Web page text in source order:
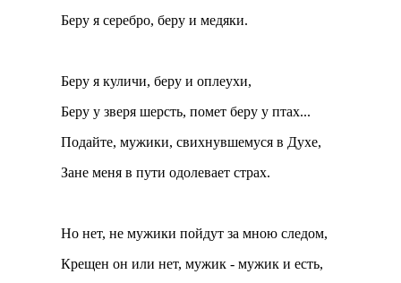
Беру я серебро, беру и медяки.
Беру я куличи, беру и оплеухи,
Беру у зверя шерсть, помет беру у птах...
Подайте, мужики, свихнувшемуся в Духе,
Зане меня в пути одолевает страх.
Но нет, не мужики пойдут за мною следом,
Крещен он или нет, мужик - мужик и есть,